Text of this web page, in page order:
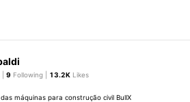
|9 Following | 13.2K Likes
máquinas para construção civil BullX